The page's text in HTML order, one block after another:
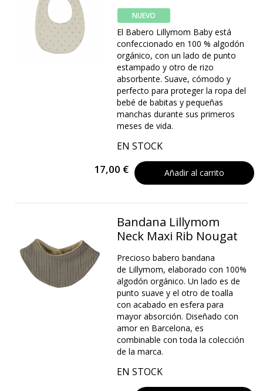
NUEVO
El Babero Lillymom Baby está
confeccionado en 100 % algodón
orgánico, con un lado de punto
estampado y otro de rizo
absorbente. Suave, cómodo y
perfecto para proteger la ropa del
bebé de babitas y pequeñas
manchas durante sus primeros
meses de vida.
EN STOCK
17,00 € Añadir al carrito
Bandana Lillymom
Neck Maxi Rib Nougat
Precioso babero bandana
de Lillymom, elaborado con 100%
algodón orgánico. Un lado es de
punto suave y el otro de toalla
con acabado en esfera para
mayor absorción. Diseñado con
amor en Barcelona, es
combinable con toda la colección
de la marca.
EN STOCK